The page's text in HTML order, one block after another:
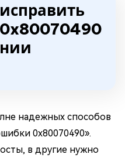
надежных способов
0x80070490».
в другие нужно